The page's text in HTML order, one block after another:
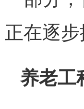
正在逐
养老工